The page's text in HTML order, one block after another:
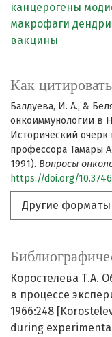
канцерогены
макрофаги
вакцины
Как цитировать
Балдуева, И. А., &
онкоиммунологии в
Исторический
профессора Тамары
1991). Вопросы
https://doi.org/
Другие форматы
Коростелева Т.А.
в процессе
1966:248
during